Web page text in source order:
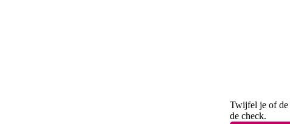
Twijfel je of de
de check.